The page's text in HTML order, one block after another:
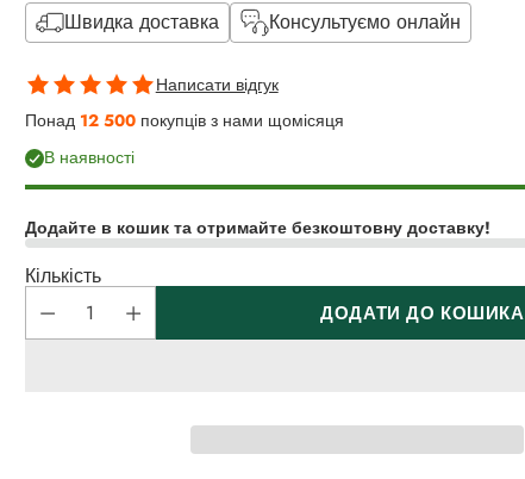
Швидка доставка Консультуємо онлайн
Написати відгук
Понад 12 500 покупців з нами щомісяця
В наявності
Додайте в кошик та отримайте безкоштовну доставку!
Кількість
ДОДАТИ ДО КОШИКА